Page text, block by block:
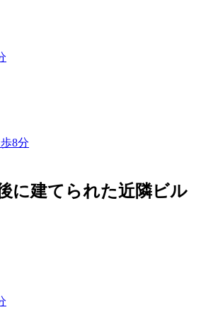
8分
に建てられた近隣ビル